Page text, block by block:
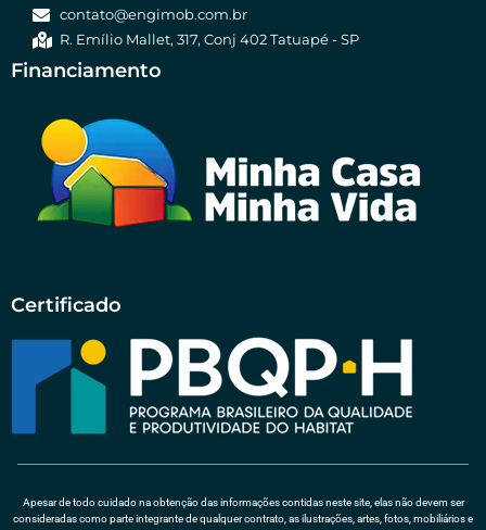
contato@engimob.com.br
R. Emílio Mallet, 317, Conj 402 Tatuapé - SP
Financiamento
Certificado
Apesar de todo cuidado na obtenção das informações contidas neste site, elas não devem ser
consideradas como parte integrante de qualquer contrato, as ilustrações, artes, fotos, mobiliários e